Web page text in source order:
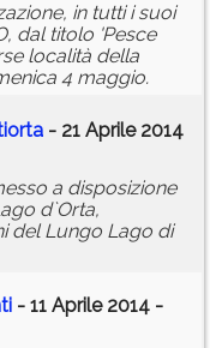
in tutti i suoi
dal titolo 'Pesce
località della
4 maggio.
- 21 Aprile 2014
a disposizione
d`Orta,
del Lungo Lago di
- 11 Aprile 2014 -